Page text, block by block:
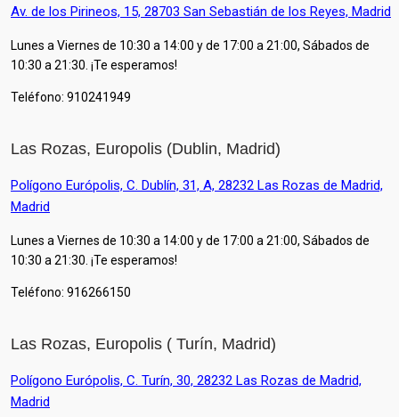
Av. de los Pirineos, 15, 28703 San Sebastián de los Reyes, Madrid
Lunes a Viernes de 10:30 a 14:00 y de 17:00 a 21:00, Sábados de
10:30 a 21:30. ¡Te esperamos!
Teléfono: 910241949
Las Rozas, Europolis (Dublin, Madrid)
Polígono Európolis, C. Dublín, 31, A, 28232 Las Rozas de Madrid,
Madrid
Lunes a Viernes de 10:30 a 14:00 y de 17:00 a 21:00, Sábados de
10:30 a 21:30. ¡Te esperamos!
Teléfono: 916266150
Las Rozas, Europolis ( Turín, Madrid)
Polígono Európolis, C. Turín, 30, 28232 Las Rozas de Madrid,
Madrid